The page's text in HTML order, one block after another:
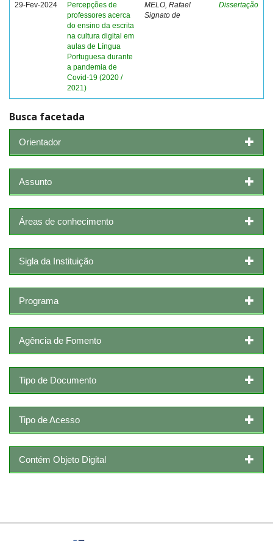
29-Fev-2024
Percepções de
professores acerca
do ensino da escrita
na cultura digital em
aulas de Língua
Portuguesa durante
a pandemia de
Covid-19 (2020 /
2021)
MELO, Rafael
Signato de
Dissertação
Busca facetada
Orientador
Assunto
Áreas de conhecimento
Sigla da Instituição
Programa
Agência de Fomento
Tipo de Documento
Tipo de Acesso
Contém Objeto Digital